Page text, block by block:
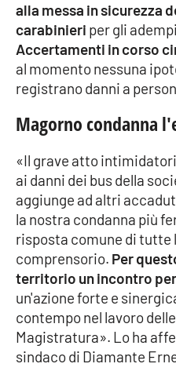
Sport
RUBRICHE
Good Morning Vietnam
Parchi Marini Calabria
Leggendo Alvaro
Imprese Di Calabria
Le perfidie di Antonella
Venti di comunicazione
alla messa in sicurezza
carabinieri per gli
Accertamenti in corso
al momento nessuna
registrano danni a
Magorno condanna
«Il grave atto
ai danni dei bus della
aggiunge ad altri
la nostra condanna più
risposta comune di tutte
comprensorio. Per
territorio un incontro
un'azione forte e
contempo nel lavoro
Magistratura». Lo ha
sindaco di Diamante